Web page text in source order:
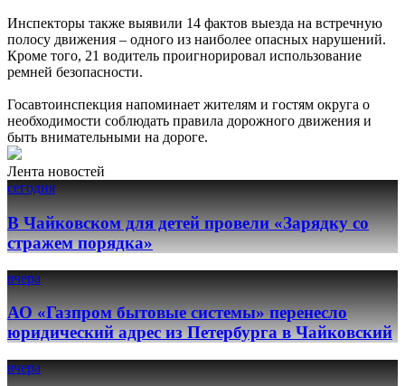
Инспекторы также выявили 14 фактов выезда на встречную
полосу движения – одного из наиболее опасных нарушений.
Кроме того, 21 водитель проигнорировал использование
ремней безопасности.
Госавтоинспекция напоминает жителям и гостям округа о
необходимости соблюдать правила дорожного движения и
быть внимательными на дороге.
Лента новостей
сегодня
В Чайковском для детей провели «Зарядку со
стражем порядка»
вчера
АО «Газпром бытовые системы» перенесло
юридический адрес из Петербурга в Чайковский
вчера